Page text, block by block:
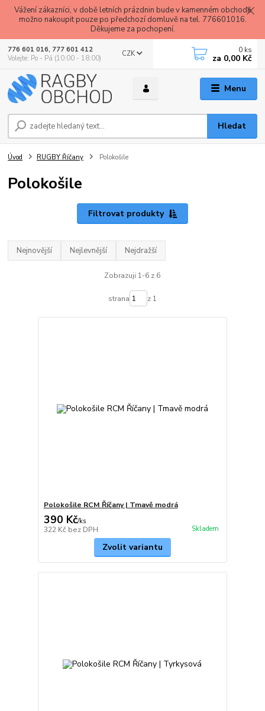
Vážení zákazníci, v době letních prázdnin bude v kamenném obchodě
možno nakoupit pouze po předchozí domluvě na tel. 776601016.
Děkujeme za pochopení.
Menu
CZK
Hledat
776 601 016, 777 601 412
Volejte: Po - Pá (10:00 - 18:00)
0 ks
za 0,00 Kč
Úvod RUGBY Říčany Polokošile
Polokošile
Filtrovat produkty
Nejnovější Nejlevnější Nejdražší
Zobrazuji 1-6 z 6
strana z 1
Polokošile RCM Říčany | Tmavě modrá
390 Kč/ks
322 Kč bez DPH Skladem
Zvolit variantu